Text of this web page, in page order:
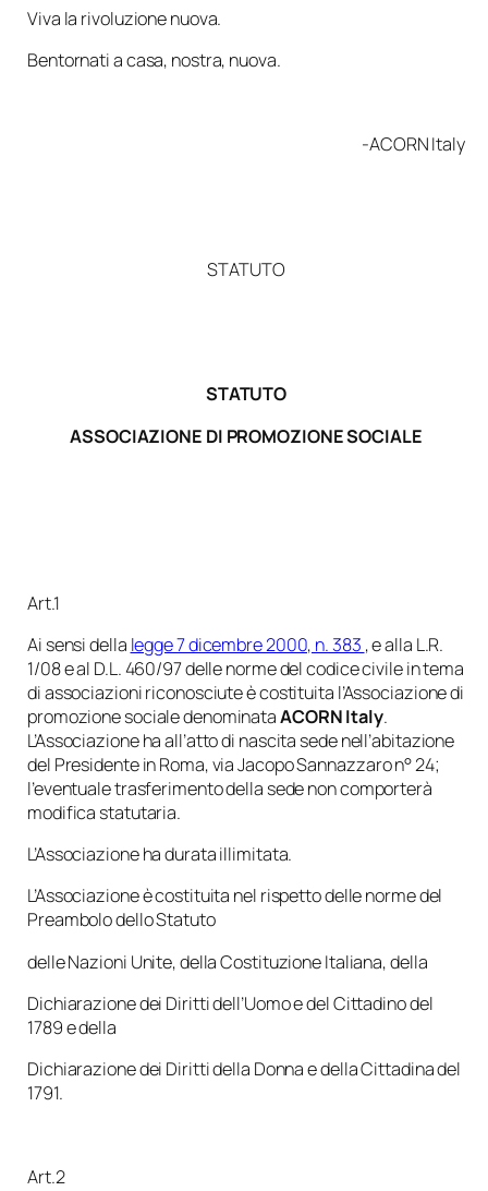
Viva la rivoluzione nuova.
Bentornati a casa, nostra, nuova.
-ACORN Italy
STATUTO
STATUTO
ASSOCIAZIONE DI PROMOZIONE SOCIALE
Art.1
Ai sensi della legge 7 dicembre 2000, n. 383 , e alla L.R.
1/08 e al D.L. 460/97 delle norme del codice civile in tema
di associazioni riconosciute è costituita l’Associazione di
promozione sociale denominataACORN Italy.
L’Associazione ha all’atto di nascita sede nell’abitazione
del Presidente in Roma, via Jacopo Sannazzaro n° 24;
l’eventuale trasferimento della sede non comporterà
modifica statutaria.
L’Associazione ha durata illimitata.
L’Associazione è costituita nel rispetto delle norme del
Preambolo dello Statuto
delle Nazioni Unite, della Costituzione Italiana, della
Dichiarazione dei Diritti dell’Uomo e del Cittadino del
1789 e della
Dichiarazione dei Diritti della Donna e della Cittadina del
1791.
Art.2